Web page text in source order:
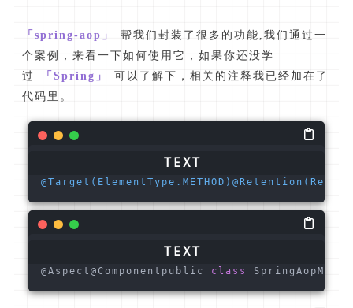
「spring-aop」
帮我们封装了很多的功能,我们通过一
个案例，来看一下如何使用它，如果你还没学
过
「Spring」
可以了解下，相关的注释我已经加在了
代码里。
@Target(ElementType.METHOD)
@Aspect@Componentpublic class